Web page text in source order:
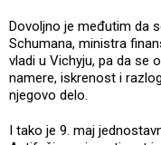
Dovoljno je međutim da
Schumana, ministra
vladi u Vichyju, pa da se
namere, iskrenost i
njegovo delo.
I tako je 9. maj